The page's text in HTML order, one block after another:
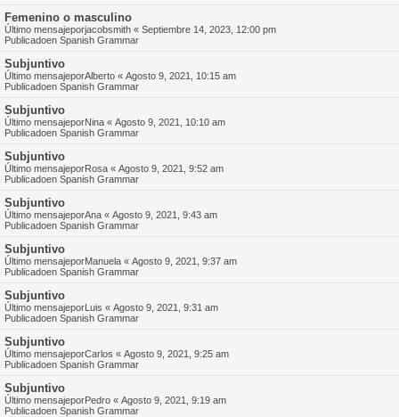
Femenino o masculino
Último mensajeporjacobsmith « Septiembre 14, 2023, 12:00 pm
Publicadoen Spanish Grammar
Subjuntivo
Último mensajeporAlberto « Agosto 9, 2021, 10:15 am
Publicadoen Spanish Grammar
Subjuntivo
Último mensajeporNina « Agosto 9, 2021, 10:10 am
Publicadoen Spanish Grammar
Subjuntivo
Último mensajeporRosa « Agosto 9, 2021, 9:52 am
Publicadoen Spanish Grammar
Subjuntivo
Último mensajeporAna « Agosto 9, 2021, 9:43 am
Publicadoen Spanish Grammar
Subjuntivo
Último mensajeporManuela « Agosto 9, 2021, 9:37 am
Publicadoen Spanish Grammar
Subjuntivo
Último mensajeporLuis « Agosto 9, 2021, 9:31 am
Publicadoen Spanish Grammar
Subjuntivo
Último mensajeporCarlos « Agosto 9, 2021, 9:25 am
Publicadoen Spanish Grammar
Subjuntivo
Último mensajeporPedro « Agosto 9, 2021, 9:19 am
Publicadoen Spanish Grammar